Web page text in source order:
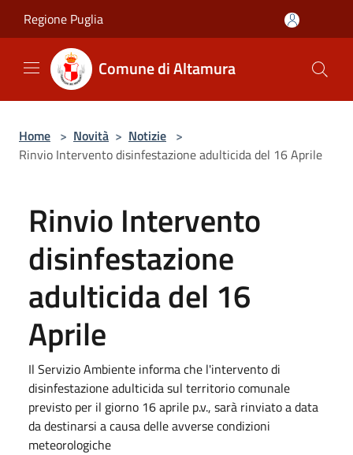
Regione Puglia
Comune di Altamura
Home > Novità > Notizie >
Rinvio Intervento disinfestazione adulticida del 16 Aprile
Rinvio Intervento
disinfestazione
adulticida del 16
Aprile
Il Servizio Ambiente informa che l'intervento di
disinfestazione adulticida sul territorio comunale
previsto per il giorno 16 aprile p.v., sarà rinviato a data
da destinarsi a causa delle avverse condizioni
meteorologiche